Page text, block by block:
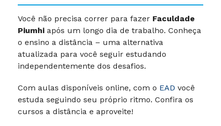
Você não precisa correr para fazer Faculdade
Piumhi após um longo dia de trabalho. Conheça
o ensino a distância – uma alternativa
atualizada para você seguir estudando
independentemente dos desafios.
Com aulas disponíveis online, com o EAD você
estuda seguindo seu próprio ritmo. Confira os
cursos a distância e aproveite!